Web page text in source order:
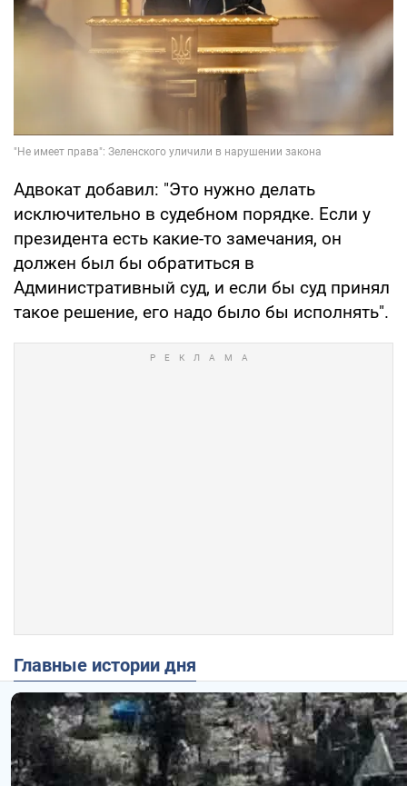
Адвокат добавил: "Это нужно делать
исключительно в судебном порядке. Если у
президента есть какие-то замечания, он
должен был бы обратиться в
Административный суд, и если бы суд принял
такое решение, его надо было бы исполнять".
Главные истории дня